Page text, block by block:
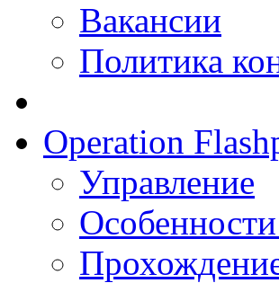
Вакансии
Политика
Operation
Управление